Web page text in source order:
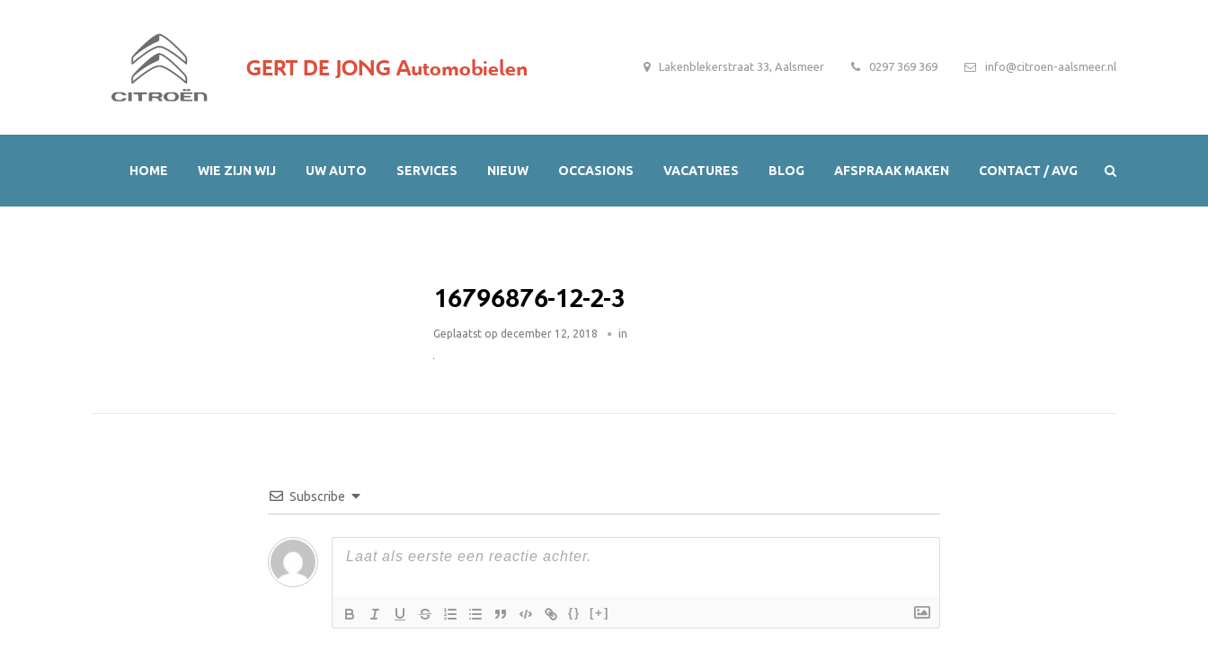
GERT DE JONG Automobielen Lakenblekerstraat 33, Aalsmeer 0297 369 369 info@citroen-aalsmeer.nl
HOME WIE ZIJN WIJ UW AUTO SERVICES NIEUW OCCASIONS VACATURES BLOG AFSPRAAK MAKEN CONTACT / AVG
16796876-12-2-3
Geplaatst op december 12, 2018 in
Subscribe
{} [+]